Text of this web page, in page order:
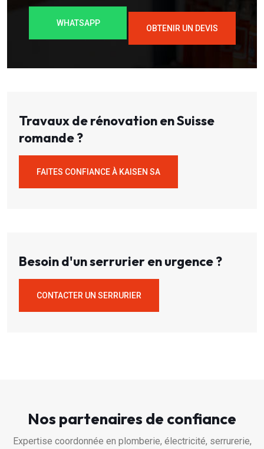
WHATSAPP
OBTENIR UN DEVIS
Travaux de rénovation en Suisse
romande ?
FAITES CONFIANCE À KAISEN SA
Besoin d'un serrurier en urgence ?
CONTACTER UN SERRURIER
Nos partenaires de confiance
Expertise coordonnée en plomberie, électricité, serrurerie,